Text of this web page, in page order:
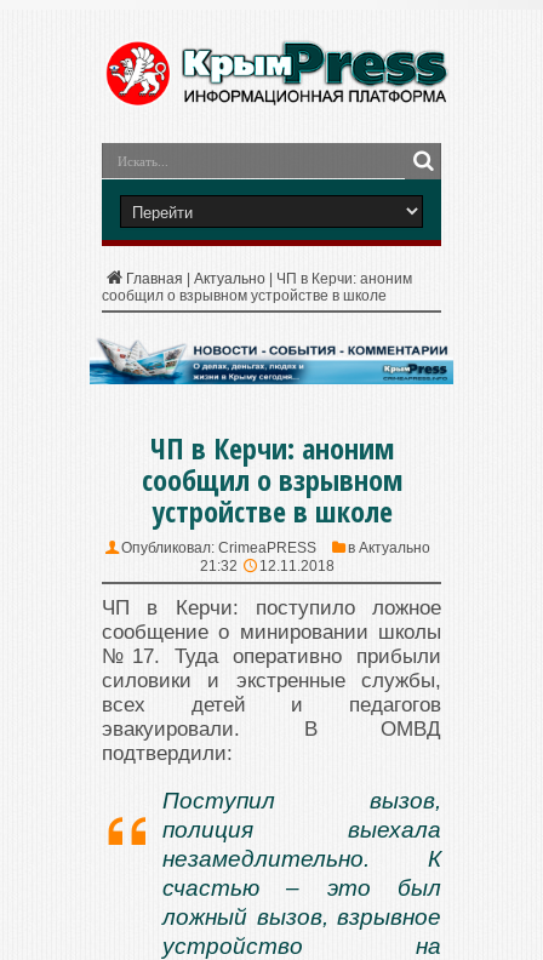
Главная Актуально
ЧП в Керчи: аноним
сообщил о взрывном устройстве в школе
ЧП в Керчи: аноним
сообщил о взрывном
устройстве в школе
Опубликовал: CrimeaPRESS в Актуально
21:32
12.11.2018
ЧП в Керчи: поступило ложное
сообщение о минировании школы
№17. Туда оперативно прибыли
силовики и экстренные службы,
всех детей и педагогов
эвакуировали. В ОМВД
подтвердили:
Поступил вызов,
полиция выехала
незамедлительно. К
счастью – это был
ложный вызов, взрывное
устройство на